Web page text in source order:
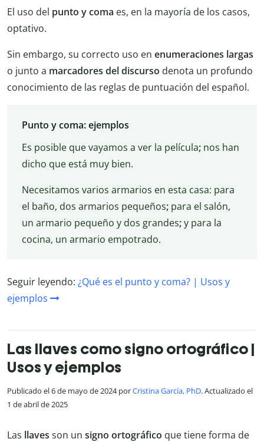
El uso del punto y coma es, en la mayoría de los casos,
optativo.
Sin embargo, su correcto uso en enumeraciones largas
o junto a marcadores del discurso denota un profundo
conocimiento de las reglas de puntuación del español.
Punto y coma: ejemplos
Es posible que vayamos a ver la película;nos han
dicho que está muy bien.
Necesitamos varios armarios en esta casa: para
el baño, dos armarios pequeños;para el salón,
un armario pequeño y dos grandes;y para la
cocina, un armario empotrado.
Seguir leyendo: ¿Qué es el punto y coma? | Usos y
ejemplos
Las llaves como signo ortográfico |
Usos y ejemplos
Publicado el 6 de mayo de 2024 porCristina García, PhD. Actualizado el
1 de abril de 2025
Las llaves son un signo ortográfico que tiene forma de